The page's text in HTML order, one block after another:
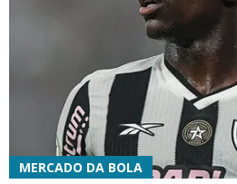
MERCADO DA BOLA